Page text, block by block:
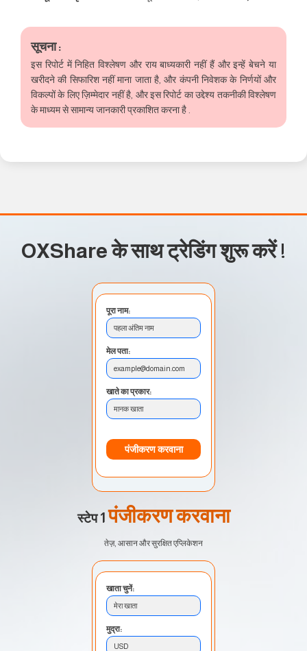
सूचना :
इस रिपोर्ट में निहित विश्लेषण और राय बाध्यकारी नहीं हैं और इन्हें बेचने या
खरीदने की सिफारिश नहीं माना जाता है, और कंपनी निवेशक के निर्णयों और
विकल्पों के लिए ज़िम्मेदार नहीं है, और इस रिपोर्ट का उद्देश्य तकनीकी विश्लेषण
के माध्यम से सामान्य जानकारी प्रकाशित करना है .
OXShare के साथ ट्रेडिंग शुरू करें!
पूरा नाम:
पहला अंतिम नाम
मेल पता:
example@domain.com
खाते का प्रकार:
मानक खाता
पंजीकरण करवाना
स्टेप 1 पंजीकरण करवाना
तेज़, आसान और सुरक्षित एप्लिकेशन
खाता चुनें:
मेरा खाता
मुद्रा:
USD